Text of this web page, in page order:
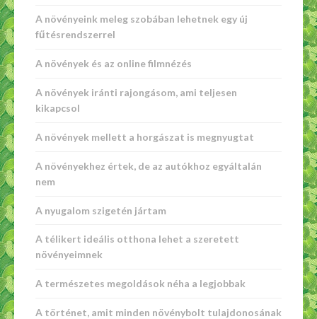
A növényeink meleg szobában lehetnek egy új
fűtésrendszerrel
A növények és az online filmnézés
A növények iránti rajongásom, ami teljesen
kikapcsol
A növények mellett a horgászat is megnyugtat
A növényekhez értek, de az autókhoz egyáltalán
nem
A nyugalom szigetén jártam
A télikert ideális otthona lehet a szeretett
növényeimnek
A természetes megoldások néha a legjobbak
A történet, amit minden növénybolt tulajdonosának